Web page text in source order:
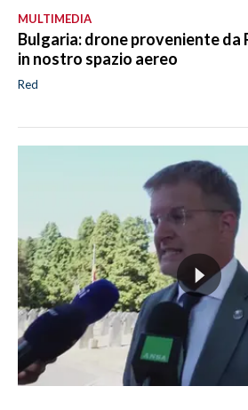
MULTIMEDIA
Bulgaria: drone proveniente da
in nostro spazio aereo
Red